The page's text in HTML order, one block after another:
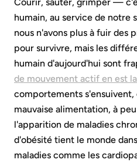
humain, au service de notre
nous n'avons plus à fuir des
pour survivre, mais les
humain d'aujourd'hui sont
de mouvement actif en est
comportements s'ensuivent,
mauvaise alimentation, à
l'apparition de maladies
d'obésité tient le monde
maladies comme les